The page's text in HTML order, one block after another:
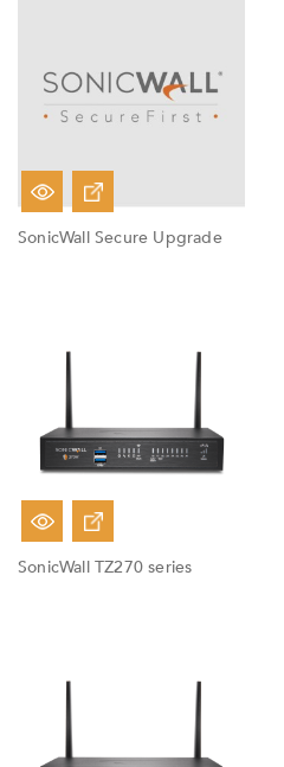
SonicWall Secure Upgrade
SonicWall TZ270 series